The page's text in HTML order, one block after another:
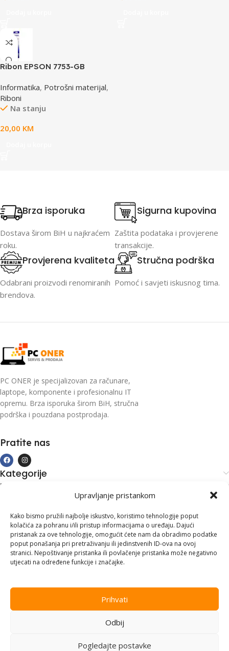
Upravljanje pristankom
Kako bismo pružili najbolje iskustvo, koristimo tehnologije poput
kolačića za pohranu i/ili pristup informacijama o uređaju. Dajući
pristanak za ove tehnologije, omogućit ćete nam da obradimo podatke
poput ponašanja pri pretraživanju ili jedinstvenih ID-ova na ovoj
stranici. Nepoštivanje pristanka ili povlačenje pristanka može negativno
utjecati na određene funkcije i značajke.
Prihvati
Odbij
Pogledajte postavke
Ribon EPSON 7753-GB
/4X0/5X0/8X0 (A4)S015633
Informatika, Potrošni materijal,
Riboni
Na stanju
20,00 KM
Brza isporuka
Dostava širom BiH u najkraćem
roku.
Sigurna kupovina
Zaštita podataka i provjerene
transakcije.
Provjerena kvaliteta
Odabrani proizvodi renomiranih
brendova.
Stručna podrška
Pomoć i savjeti iskusnog tima.
PC ONER je specijalizovan za računare,
laptope, komponente i profesionalnu IT
opremu. Brza isporuka širom BiH, stručna
podrška i pouzdana postprodaja.
Pratite nas
Kategorije
Kupovina i podrška
Kontakt informacije
Branilaca Bosne, 75 300 Lukavac
+387 35 555 999
info@pconer.ba
Vision.